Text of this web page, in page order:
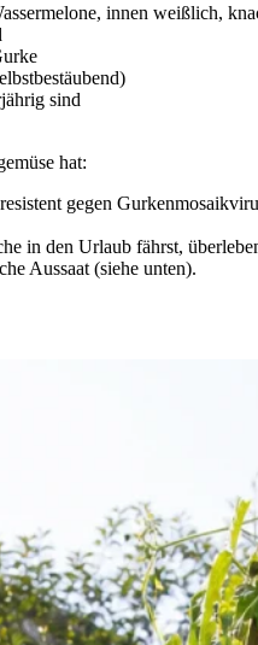
innen weißlich,
sind
hat:
gegen
in den Urlaub fährst,
Aussaat (siehe unten).